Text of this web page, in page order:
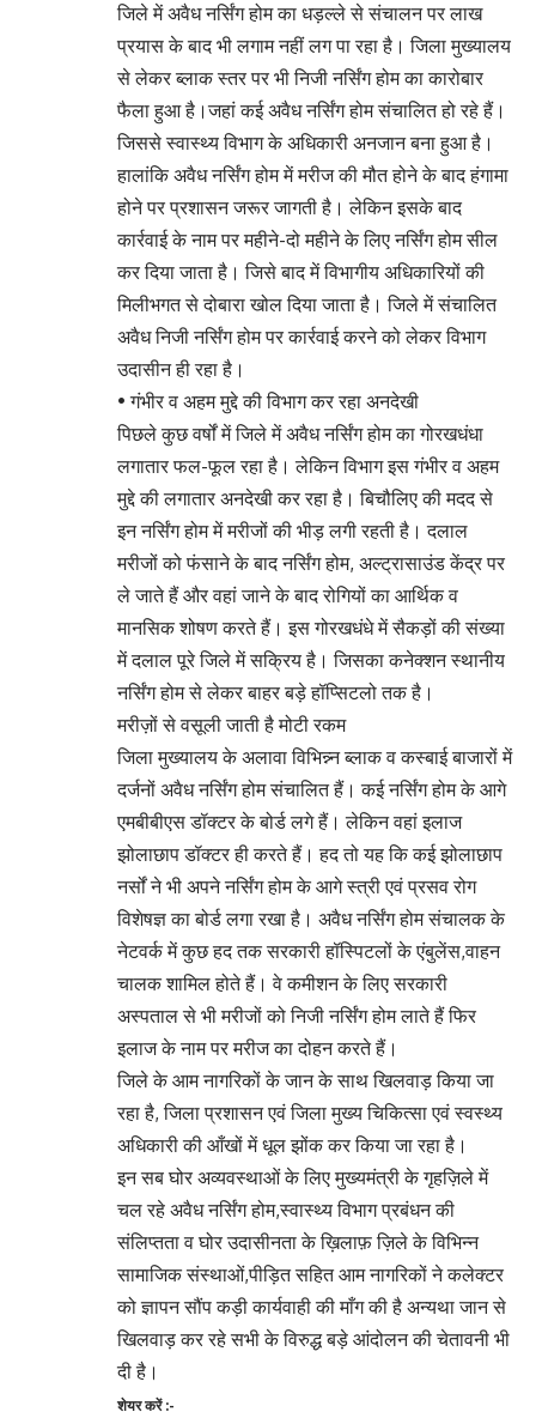
जिले में अवैध नर्सिंग होम का धड़ल्ले से संचालन पर लाख
प्रयास के बाद भी लगाम नहीं लग पा रहा है। जिला मुख्यालय
से लेकर ब्लाक स्तर पर भी निजी नर्सिंग होम का कारोबार
फैला हुआ है।जहां कई अवैध नर्सिंग होम संचालित हो रहे हैं।
जिससे स्वास्थ्य विभाग के अधिकारी अनजान बना हुआ है।
हालांकि अवैध नर्सिंग होम में मरीज की मौत होने के बाद हंगामा
होने पर प्रशासन जरूर जागती है। लेकिन इसके बाद
कार्रवाई के नाम पर महीने-दो महीने के लिए नर्सिंग होम सील
कर दिया जाता है। जिसे बाद में विभागीय अधिकारियों की
मिलीभगत से दोबारा खोल दिया जाता है। जिले में संचालित
अवैध निजी नर्सिंग होम पर कार्रवाई करने को लेकर विभाग
उदासीन ही रहा है।
• गंभीर व अहम मुद्दे की विभाग कर रहा अनदेखी
पिछले कुछ वर्षों में जिले में अवैध नर्सिंग होम का गोरखधंधा
लगातार फल-फूल रहा है। लेकिन विभाग इस गंभीर व अहम
मुद्दे की लगातार अनदेखी कर रहा है। बिचौलिए की मदद से
इन नर्सिंग होम में मरीजों की भीड़ लगी रहती है। दलाल
मरीजों को फंसाने के बाद नर्सिंग होम, अल्ट्रासाउंड केंद्र पर
ले जाते हैं और वहां जाने के बाद रोगियों का आर्थिक व
मानसिक शोषण करते हैं। इस गोरखधंधे में सैकड़ों की संख्या
में दलाल पूरे जिले में सक्रिय है। जिसका कनेक्शन स्थानीय
नर्सिंग होम से लेकर बाहर बड़े हॉप्सिटलो तक है।
मरीज़ों से वसूली जाती है मोटी रकम
जिला मुख्यालय के अलावा विभिन्न्न ब्लाक व कस्बाई बाजारों में
दर्जनों अवैध नर्सिंग होम संचालित हैं। कई नर्सिंग होम के आगे
एमबीबीएस डॉक्टर के बोर्ड लगे हैं। लेकिन वहां इलाज
झोलाछाप डॉक्टर ही करते हैं। हद तो यह कि कई झोलाछाप
नर्सों ने भी अपने नर्सिंग होम के आगे स्त्री एवं प्रसव रोग
विशेषज्ञ का बोर्ड लगा रखा है। अवैध नर्सिंग होम संचालक के
नेटवर्क में कुछ हद तक सरकारी हॉस्पिटलों के एंबुलेंस,वाहन
चालक शामिल होते हैं। वे कमीशन के लिए सरकारी
अस्पताल से भी मरीजों को निजी नर्सिंग होम लाते हैं फिर
इलाज के नाम पर मरीज का दोहन करते हैं।
जिले के आम नागरिकों के जान के साथ खिलवाड़ किया जा
रहा है, जिला प्रशासन एवं जिला मुख्य चिकित्सा एवं स्वस्थ्य
अधिकारी की आँखों में धूल झोंक कर किया जा रहा है।
इन सब घोर अव्यवस्थाओं के लिए मुख्यमंत्री के गृहज़िले में
चल रहे अवैध नर्सिंग होम,स्वास्थ्य विभाग प्रबंधन की
संलिप्तता व घोर उदासीनता के ख़िलाफ़ ज़िले के विभिन्न
सामाजिक संस्थाओं,पीड़ित सहित आम नागरिकों ने कलेक्टर
को ज्ञापन सौंप कड़ी कार्यवाही की माँग की है अन्यथा जान से
खिलवाड़ कर रहे सभी के विरुद्ध बड़े आंदोलन की चेतावनी भी
दी है।
शेयर करें :-